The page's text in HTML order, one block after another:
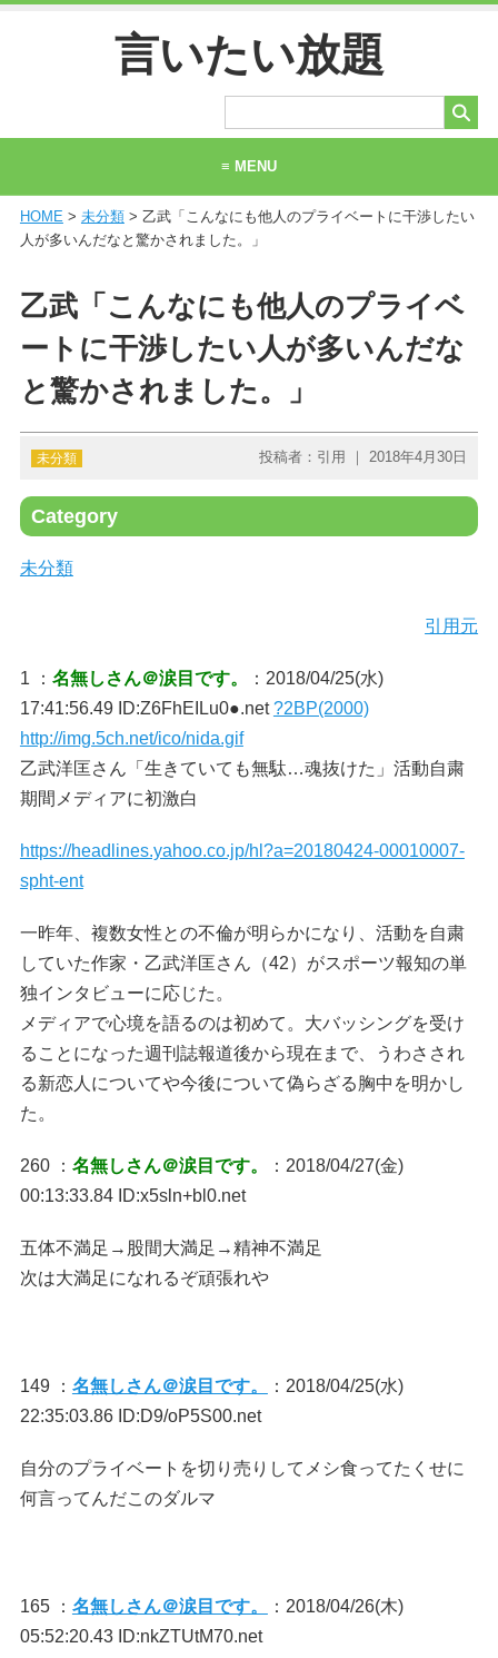
言いたい放題
≡ MENU
ホーム
お問い合わせ
HOME> 未分類> 乙武「こんなにも他人のプライベートに干渉したい
人が多いんだなと驚かされました。」
乙武「こんなにも他人のプライベ
ートに干渉したい人が多いんだな
と驚かされました。」
未分類 投稿者：引用 ｜ 2018年4月30日
Category
未分類
引用元
1 ： 名無しさん＠涙目です。
：2018/04/25(水)
17:41:56.49 ID:Z6FhEILu0●.net?2BP(2000)
http://img.5ch.net/ico/nida.gif
乙武洋匡さん「生きていても無駄…魂抜けた」活動自粛
期間メディアに初激白
https://headlines.yahoo.co.jp/hl?a=20180424-00010007-
spht-ent
一昨年、複数女性との不倫が明らかになり、活動を自粛
していた作家・乙武洋匡さん（42）がスポーツ報知の単
独インタビューに応じた。
メディアで心境を語るのは初めて。大バッシングを受け
ることになった週刊誌報道後から現在まで、うわさされ
る新恋人についてや今後について偽らざる胸中を明かし
た。
260 ： 名無しさん＠涙目です。
：2018/04/27(金)
00:13:33.84 ID:x5sln+bl0.net
五体不満足→股間大満足→精神不満足
次は大満足になれるぞ頑張れや
149 ： 名無しさん＠涙目です。
：2018/04/25(水)
22:35:03.86 ID:D9/oP5S00.net
自分のプライベートを切り売りしてメシ食ってたくせに
何言ってんだこのダルマ
165 ： 名無しさん＠涙目です。
：2018/04/26(木)
05:52:20.43 ID:nkZTUtM70.net